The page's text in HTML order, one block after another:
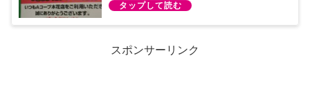
スポンサーリンク